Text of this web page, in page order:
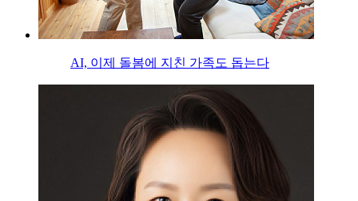
AI, 이제 돌봄에 지친 가족도 돕는다